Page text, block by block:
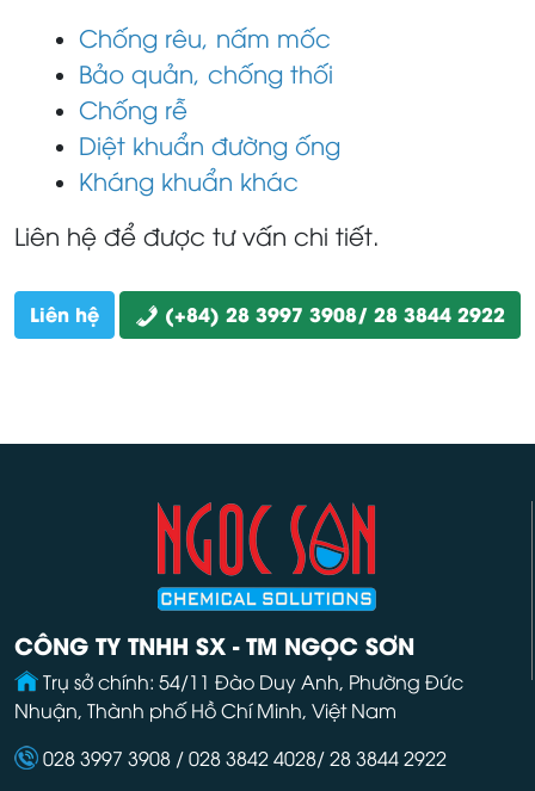
Chống rêu, nấm mốc
Bảo quản, chống thối
Chống rễ
Diệt khuẩn đường ống
Kháng khuẩn khác
Liên hệ để được tư vấn chi tiết.
Liên hệ (+84) 28 3997 3908/ 28 3844 2922
CÔNG TY TNHH SX - TM NGỌC SƠN
Trụ sở chính: 54/11 Đào Duy Anh, Phường Đức
Nhuận, Thành phố Hồ Chí Minh, Việt Nam
028 3997 3908 / 028 3842 4028/ 28 3844 2922